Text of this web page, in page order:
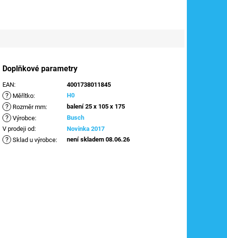
Doplňkové parametry
EAN: 4001738011845
? Měřítko: H0
? Rozměr mm: balení 25 x 105 x 175
? Výrobce:
Busch
V prodeji od: Novinka 2017
? Sklad u výrobce: není skladem 08.06.26